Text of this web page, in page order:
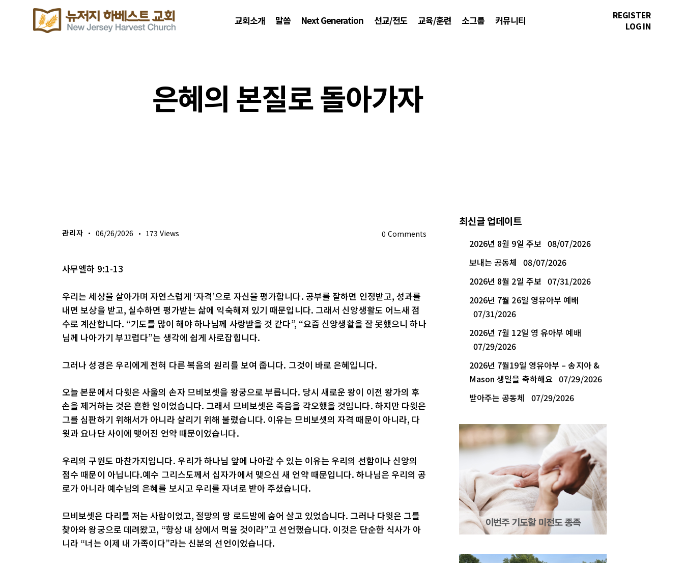
교회소개 말씀 Next Generation 선교/전도 교육/훈련 소그룹 커뮤니티
REGISTER
LOG IN
은혜의 본질로 돌아가자
관리자 06/26/2026 173 Views 0 Comments
사무엘하 9:1-13
우리는 세상을 살아가며 자연스럽게 ‘자격’으로 자신을 평가합니다. 공부를 잘하면 인정받고, 성과를
내면 보상을 받고, 실수하면 평가받는 삶에 익숙해져 있기 때문입니다. 그래서 신앙생활도 어느새 점
수로 계산합니다. “기도를 많이 해야 하나님께 사랑받을 것 같다”, “요즘 신앙생활을 잘 못했으니 하나
님께 나아가기 부끄럽다”는 생각에 쉽게 사로잡힙니다.
그러나 성경은 우리에게 전혀 다른 복음의 원리를 보여 줍니다. 그것이 바로 은혜입니다.
오늘 본문에서 다윗은 사울의 손자 므비보셋을 왕궁으로 부릅니다. 당시 새로운 왕이 이전 왕가의 후
손을 제거하는 것은 흔한 일이었습니다. 그래서 므비보셋은 죽음을 각오했을 것입니다. 하지만 다윗은
그를 심판하기 위해서가 아니라 살리기 위해 불렀습니다. 이유는 므비보셋의 자격 때문이 아니라, 다
윗과 요나단 사이에 맺어진 언약 때문이었습니다.
우리의 구원도 마찬가지입니다. 우리가 하나님 앞에 나아갈 수 있는 이유는 우리의 선함이나 신앙의
점수 때문이 아닙니다.예수 그리스도께서 십자가에서 맺으신 새 언약 때문입니다. 하나님은 우리의 공
로가 아니라 예수님의 은혜를 보시고 우리를 자녀로 받아 주셨습니다.
므비보셋은 다리를 저는 사람이었고, 절망의 땅 로드발에 숨어 살고 있었습니다. 그러나 다윗은 그를
찾아와 왕궁으로 데려왔고, “항상 내 상에서 먹을 것이라”고 선언했습니다. 이것은 단순한 식사가 아
니라 “너는 이제 내 가족이다”라는 신분의 선언이었습니다.
최신글 업데이트
2026년 8월 9일 주보 08/07/2026
보내는 공동체 08/07/2026
2026년 8월 2일 주보 07/31/2026
2026년 7월 26일 영유아부 예배
07/31/2026
2026년 7월 12일 영 유아부 예배
07/29/2026
2026년 7월19일 영유아부 – 송지아 &
Mason 생일을 축하해요 07/29/2026
받아주는 공동체
07/29/2026